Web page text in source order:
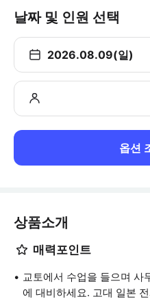
날짜 및 인원 선택
2026.08.09(일)
옵션
상품소개
매력포인트
교토에서 수업을 들으며 사
에 대비하세요. 고대 일본